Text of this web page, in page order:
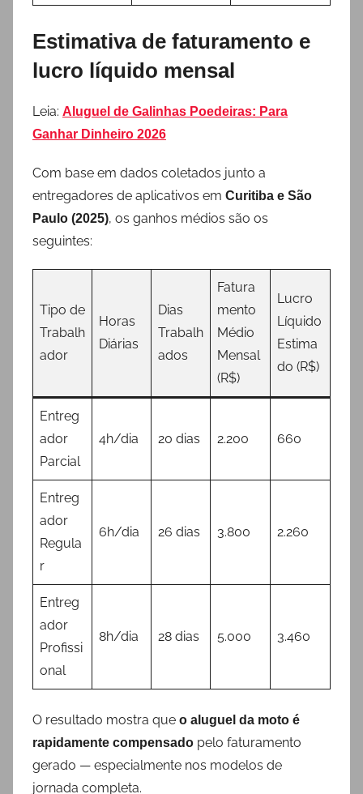
Estimativa de faturamento e
lucro líquido mensal
Leia: Aluguel de Galinhas Poedeiras: Para
Ganhar Dinheiro 2026
Com base em dados coletados junto a
entregadores de aplicativos em Curitiba e São
Paulo (2025), os ganhos médios são os
seguintes:
Tipo de
Trabalh
ador
Horas
Diárias
Dias
Trabalh
ados
Fatura
mento
Médio
Mensal
(R$)
Lucro
Líquido
Estima
do (R$)
Entreg
ador
Parcial
4h/dia 20 dias 2.200 660
Entreg
ador
Regula
r
6h/dia 26 dias 3.800 2.260
Entreg
ador
Profissi
onal
8h/dia 28 dias 5.000 3.460
O resultado mostra que o aluguel da moto é
rapidamente compensado pelo faturamento
gerado — especialmente nos modelos de
jornada completa.